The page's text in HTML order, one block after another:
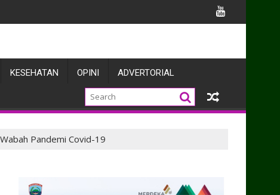
KESEHATAN OPINI ADVERTORIAL
Pandemi Covid-19